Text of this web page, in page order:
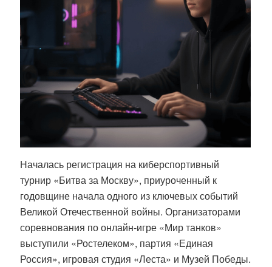
Началась регистрация на киберспортивный
турнир «Битва за Москву», приуроченный к
годовщине начала одного из ключевых событий
Великой Отечественной войны. Организаторами
соревнования по онлайн-игре «Мир танков»
выступили «Ростелеком», партия «Единая
Россия», игровая студия «Леста» и Музей Победы.